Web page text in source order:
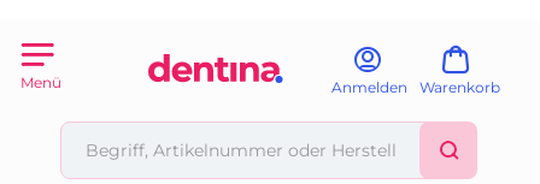
Menü Anmelden Warenkorb